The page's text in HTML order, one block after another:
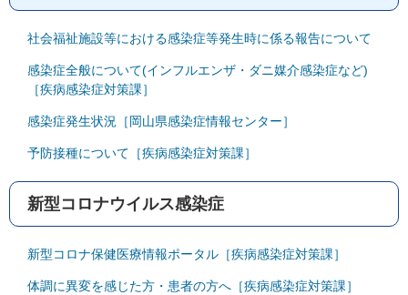
社会福祉施設等における感染症等発生時に係る報告について
感染症全般について(インフルエンザ・ダニ媒介感染症など)
［疾病感染症対策課］
感染症発生状況［岡山県感染症情報センター］
予防接種について［疾病感染症対策課］
新型コロナウイルス感染症
新型コロナ保健医療情報ポータル［疾病感染症対策課］
体調に異変を感じた方・患者の方へ［疾病感染症対策課］